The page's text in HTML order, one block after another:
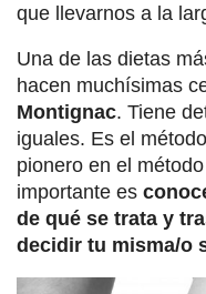
que llevarnos a la
Una de las dietas
hacen muchísimas
Montignac. Tiene
iguales. Es el
pionero en el
importante es
de qué se trata y
decidir tu misma/o